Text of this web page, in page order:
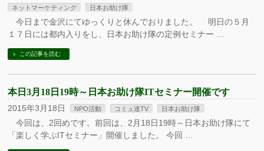
ネットマーケティング
日本お助け隊
今日まで金沢にてゆっくりと休んでおりました。 明日の５月
１７日には都内入りをし、日本お助け隊の定例セミナー …
この記事を読む
本日3月18日19時～日本お助け隊ITセミナー開催です
2015年3月18日 NPO活動 コミュ達TV 日本お助け隊
今回は、2回めです。前回は、2月18日19時～日本お助け隊にて
「楽しく学ぶITセミナー」開催しました。 今回 …